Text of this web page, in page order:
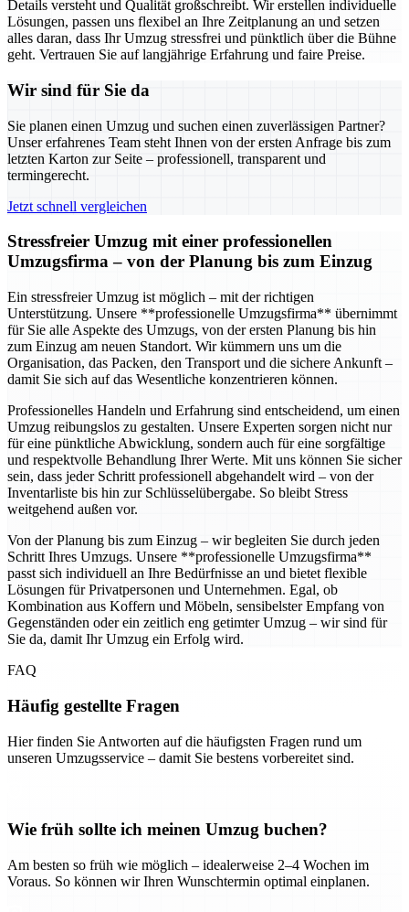
Details versteht und Qualität großschreibt. Wir erstellen individuelle
Lösungen, passen uns flexibel an Ihre Zeitplanung an und setzen
alles daran, dass Ihr Umzug stressfrei und pünktlich über die Bühne
geht. Vertrauen Sie auf langjährige Erfahrung und faire Preise.
Wir sind für Sie da
Sie planen einen Umzug und suchen einen zuverlässigen Partner?
Unser erfahrenes Team steht Ihnen von der ersten Anfrage bis zum
letzten Karton zur Seite – professionell, transparent und
termingerecht.
Jetzt schnell vergleichen
Stressfreier Umzug mit einer professionellen
Umzugsfirma – von der Planung bis zum Einzug
Ein stressfreier Umzug ist möglich – mit der richtigen
Unterstützung. Unsere **professionelle Umzugsfirma** übernimmt
für Sie alle Aspekte des Umzugs, von der ersten Planung bis hin
zum Einzug am neuen Standort. Wir kümmern uns um die
Organisation, das Packen, den Transport und die sichere Ankunft –
damit Sie sich auf das Wesentliche konzentrieren können.
Professionelles Handeln und Erfahrung sind entscheidend, um einen
Umzug reibungslos zu gestalten. Unsere Experten sorgen nicht nur
für eine pünktliche Abwicklung, sondern auch für eine sorgfältige
und respektvolle Behandlung Ihrer Werte. Mit uns können Sie sicher
sein, dass jeder Schritt professionell abgehandelt wird – von der
Inventarliste bis hin zur Schlüsselübergabe. So bleibt Stress
weitgehend außen vor.
Von der Planung bis zum Einzug – wir begleiten Sie durch jeden
Schritt Ihres Umzugs. Unsere **professionelle Umzugsfirma**
passt sich individuell an Ihre Bedürfnisse an und bietet flexible
Lösungen für Privatpersonen und Unternehmen. Egal, ob
Kombination aus Koffern und Möbeln, sensibelster Empfang von
Gegenständen oder ein zeitlich eng getimter Umzug – wir sind für
Sie da, damit Ihr Umzug ein Erfolg wird.
FAQ
Häufig gestellte Fragen
Hier finden Sie Antworten auf die häufigsten Fragen rund um
unseren Umzugsservice – damit Sie bestens vorbereitet sind.
Wie früh sollte ich meinen Umzug buchen?
Am besten so früh wie möglich – idealerweise 2–4 Wochen im
Voraus. So können wir Ihren Wunschtermin optimal einplanen.